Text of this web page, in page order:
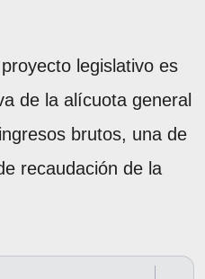
legislativo es
de la alícuota general
brutos, una de
recaudación de la